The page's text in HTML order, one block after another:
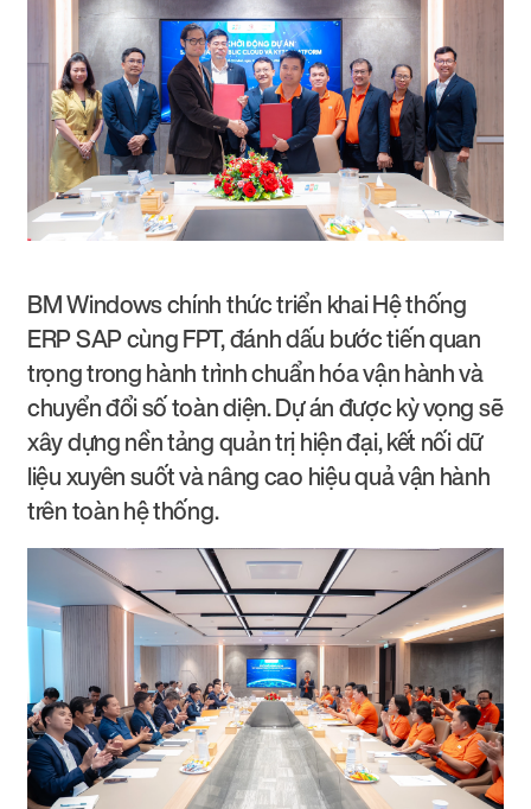
BM Windows chính thức triển khai Hệ thống
ERP SAP cùng FPT, đánh dấu bước tiến quan
trọng trong hành trình chuẩn hóa vận hành và
chuyển đổi số toàn diện. Dự án được kỳ vọng sẽ
xây dựng nền tảng quản trị hiện đại, kết nối dữ
liệu xuyên suốt và nâng cao hiệu quả vận hành
trên toàn hệ thống.